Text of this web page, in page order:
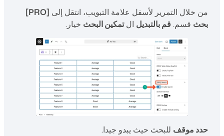
من خلال التمرير لأسفل علامة التبويب، انتقل إلى
[PRO]
بحث قسم. قم بالتبديل التمكين البحث خيار.
حدد موقف للبحث حيث يبدو جيدا.